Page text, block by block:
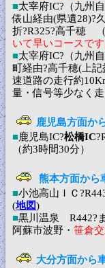
■太宰府IC?（九州
俵山経由(県遺28)?
折?R325?高千穂
いて早いコースです
■太宰府IC?（九州
町経由?高千穂(上
速道路の走行約
量・信号等少なく走
鹿児島方面か
■鹿児島IC?松橋IC
（約3時間30分）
熊本方面から
■小池高山ＩＣ
(地図)
■黒川温泉 R442?
阿蘇市波野・ 笹倉
大分方面から